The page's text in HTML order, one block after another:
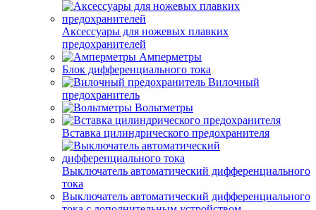
Аксессуары для ножевых плавких
предохранителей
Амперметры
Блок дифференциального тока
Вилочный
предохранитель
Вольтметры
Вставка цилиндрического предохранителя
Выключатель автоматический дифференциального
тока
Выключатель автоматический дифференциального